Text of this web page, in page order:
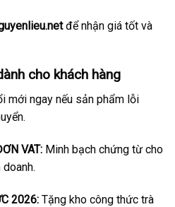
để nhận giá tốt và
cho khách hàng
mới ngay nếu sản phẩm lỗi
VAT:Minh bạch chứng từ cho
2026:Tặng kho công thức trà